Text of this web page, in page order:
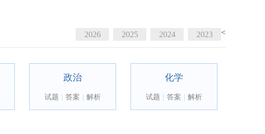
<
2026 2025 2024 2023
政治
试题 答案 解析
化学
试题 答案 解析